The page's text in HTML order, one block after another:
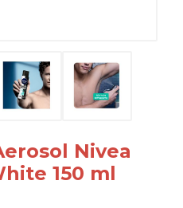
Nivea
150 ml